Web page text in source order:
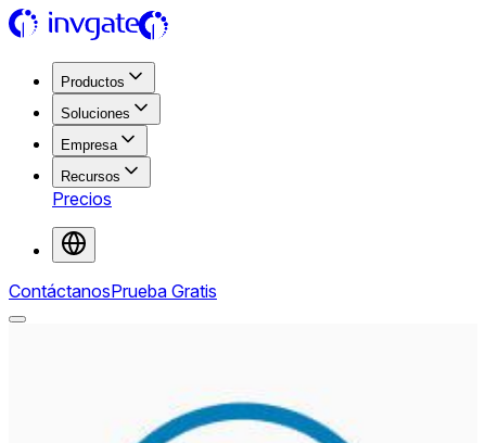
Productos
Soluciones
Empresa
Recursos
Precios
ContáctanosPrueba Gratis